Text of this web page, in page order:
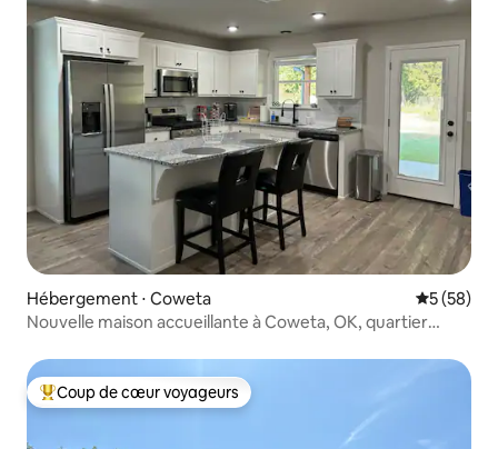
Hébergement ⋅ Coweta
5 (58)
Nouvelle maison accueillante à Coweta, OK, quartier
Coups de cœur voyageurs les plus appréciés
Coup de cœur voyageurs